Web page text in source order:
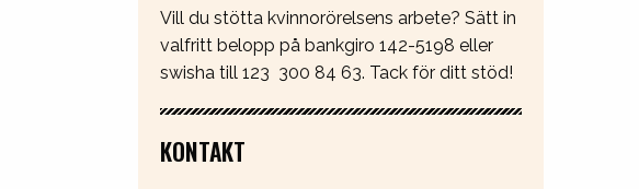
Vill du stötta kvinnorörelsens arbete? Sätt in
valfritt belopp på bankgiro 142-5198 eller
swisha till 123 300 84 63. Tack för ditt stöd!
KONTAKT